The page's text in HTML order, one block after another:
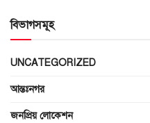
বিভাগসমূহ
UNCATEGORIZED
আন্তঃনগর
জনপ্রিয় লোকেশন